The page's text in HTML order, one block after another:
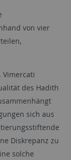
von vier
Vimercati
des Hadith
sich aus
Diskrepanz zu
solche